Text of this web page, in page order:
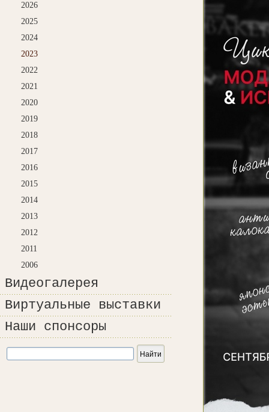
2026
2025
2024
2023
2022
2021
2020
2019
2018
2017
2016
2015
2014
2013
2012
2011
2006
Видеогалерея
Виртуальные выставки
Наши спонсоры